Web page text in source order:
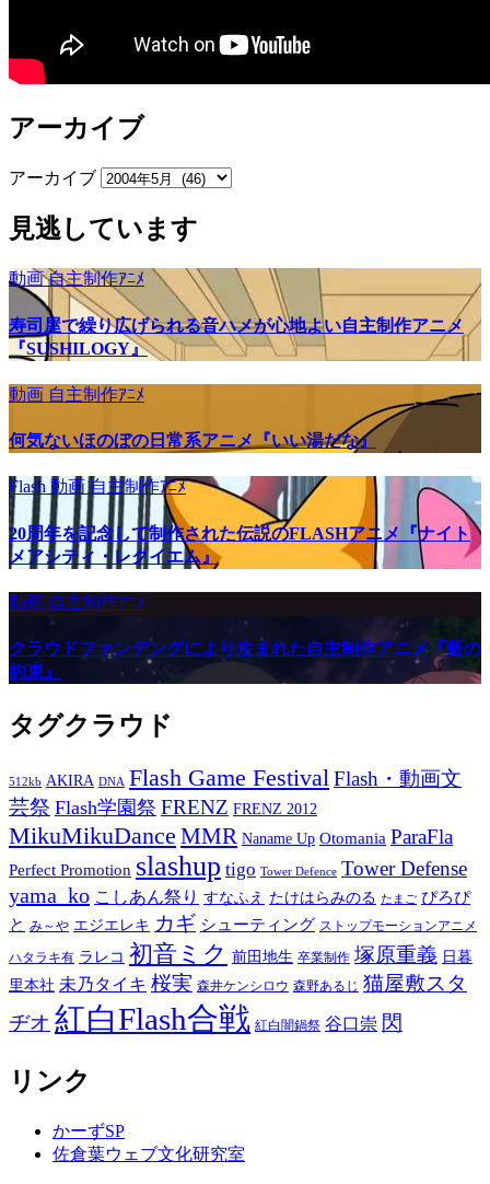
アーカイブ
アーカイブ
見逃しています
動画自主制作ｱﾆﾒ
寿司屋で繰り広げられる音ハメが心地よい自主制作アニメ
『SUSHILOGY』
動画 自主制作ｱﾆﾒ
何気ないほのぼの日常系アニメ『いい湯だな』
Flash 動画自主制作ｱﾆﾒ
20周年を記念して制作された伝説のFLASHアニメ『ナイト
メアシティ・レクイエム』
動画 自主制作ｱﾆﾒ
クラウドファンデングにより生まれた自主制作アニメ『藍の
約束』
タグクラウド
512kb AKIRA DNA Flash Game FestivalFlash・動画文
芸祭 Flash学園祭 FRENZ FRENZ 2012
MikuMikuDance MMR Naname Up Otomania ParaFla
Perfect Promotion slashup tigo Tower Defence Tower Defense
yama_ko こしあん祭り すなふえ たけはらみのる たまご ぴろぴ
と み～や エジエレキ カギ シューティング ストップモーションアニメ
ハタラキ有 ラレコ 初音ミク 前田地生 卒業制作 塚原重義 日暮
里本社 未乃タイキ 桜実 森井ケンシロウ 森野あるじ 猫屋敷スタ
ヂオ 紅白Flash合戦 紅白闇鍋祭 谷口崇 閃
リンク
かーずSP
佐倉葉ウェブ文化研究室